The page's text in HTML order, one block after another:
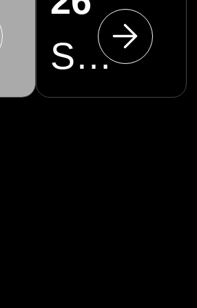
Stadthalle Cottbus